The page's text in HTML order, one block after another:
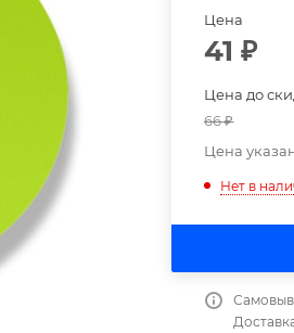
Цена
41 ₽
Цена до
66₽
Цена
Нет в